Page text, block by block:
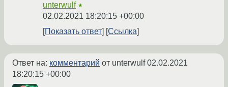
unterwulf ★
02.02.2021 18:20:15 +00:00
Показать ответ
Ссылка
Ответ на: комментарий от unterwulf02.02.2021
18:20:15 +00:00